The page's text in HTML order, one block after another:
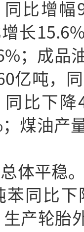
同比增
长
；成品
亿吨，
比下降
煤油产
体平稳
苯同比
产轮胎